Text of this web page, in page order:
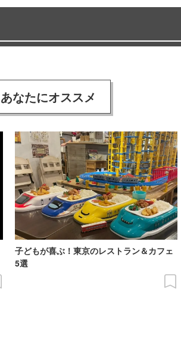
あなたにオススメ
子どもが喜ぶ！東京のレストラン＆カフェ
5選